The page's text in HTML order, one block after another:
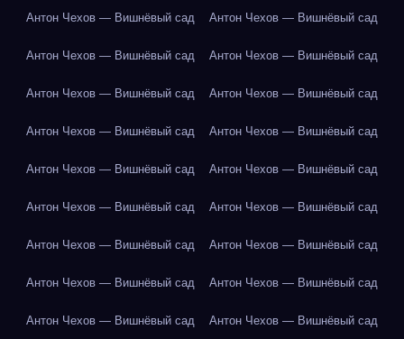
Антон Чехов — Вишнёвый сад Антон Чехов — Вишнёвый сад
Антон Чехов — Вишнёвый сад Антон Чехов — Вишнёвый сад
Антон Чехов — Вишнёвый сад Антон Чехов — Вишнёвый сад
Антон Чехов — Вишнёвый сад Антон Чехов — Вишнёвый сад
Антон Чехов — Вишнёвый сад Антон Чехов — Вишнёвый сад
Антон Чехов — Вишнёвый сад Антон Чехов — Вишнёвый сад
Антон Чехов — Вишнёвый сад Антон Чехов — Вишнёвый сад
Антон Чехов — Вишнёвый сад Антон Чехов — Вишнёвый сад
Антон Чехов — Вишнёвый сад Антон Чехов — Вишнёвый сад